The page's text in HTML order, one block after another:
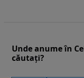
Unde anume în
căutați?